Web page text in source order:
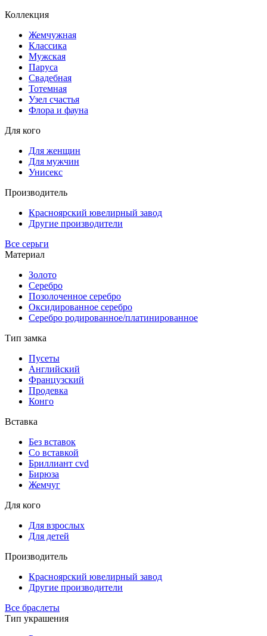
Коллекция
Жемчужная
Классика
Мужская
Паруса
Свадебная
Тотемная
Узел счастья
Флора и фауна
Для кого
Для женщин
Для мужчин
Унисекс
Производитель
Красноярский ювелирный завод
Другие производители
Все серьги
Материал
Золото
Серебро
Позолоченное серебро
Оксидированное серебро
Серебро родированное/платинированное
Тип замка
Пусеты
Английский
Французский
Продевка
Конго
Вставка
Без вставок
Со вставкой
Бриллиант cvd
Бирюза
Жемчуг
Для кого
Для взрослых
Для детей
Производитель
Красноярский ювелирный завод
Другие производители
Все браслеты
Тип украшения